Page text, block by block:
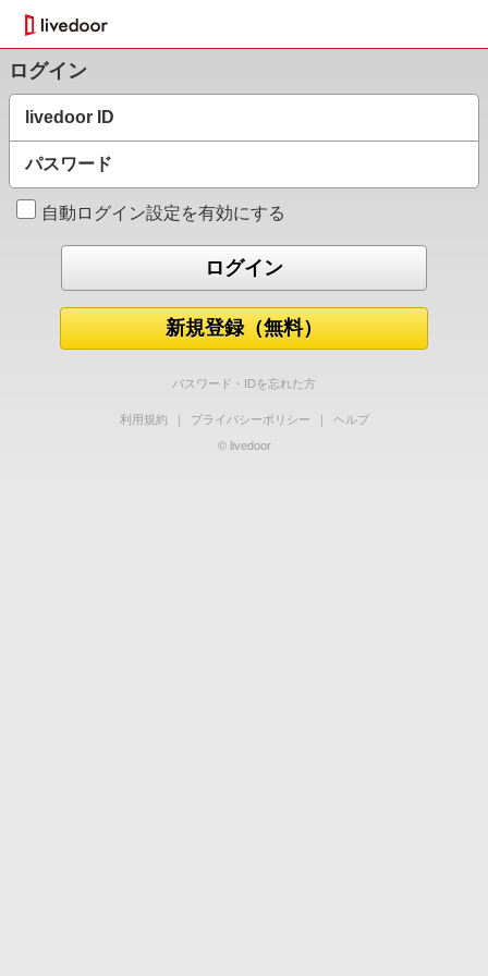
ログイン
livedoor ID
パスワード
自動ログイン設定を有効にする
新規登録（無料）
パスワード・IDを忘れた方
利用規約 ｜ プライバシーポリシー ｜
ヘルプ
© livedoor